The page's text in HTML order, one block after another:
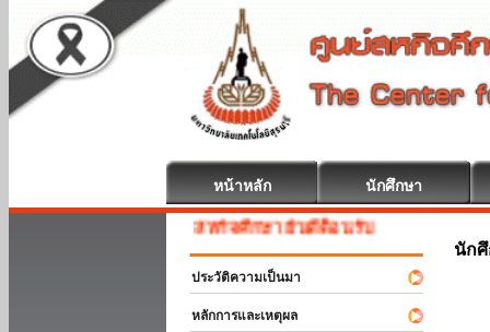
หน้าหลัก นักศึกษา
สหกิจศึกษา ยินดีต้อนรับ
ประวัติความเป็นมา
หลักการและเหตุผล
นัก